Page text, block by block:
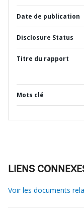
Date de publication
Disclosure Status
Titre du rapport
Mots clé
LIENS
Voir les documents